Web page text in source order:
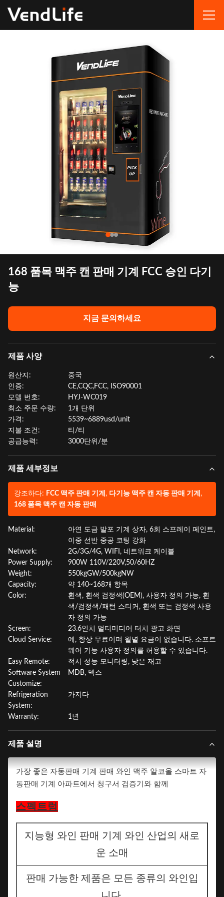
168 품목 맥주 캔 판매 기계 FCC 승인 다기
능
지금 문의하세요
제품 사양
원산지:
중국
인증:
CE,CQC,FCC, ISO90001
모델 번호:
HYJ-WC019
최소 주문 수량:
1개 단위
가격:
5539~6889usd/unit
지불 조건:
티/티
공급능력:
3000단위/분
제품 세부정보
강조하다: FCC 맥주 판매 기계 , 다기능 맥주 캔 자동 판매 기계 ,
168 품목 맥주 캔 자동 판매
Material:
아연 도금 발포 기계 상자, 6회 스프레이 페인트,
이중 선반 중공 코팅 강화
Network:
2G/3G/4G, WIFI, 네트워크 케이블
Power Supply:
900W 110V/220V,50/60HZ
Weight:
550kgGW/500kgNW
Capacity:
약 140~168개 항목
Color:
흰색, 흰색 검정색(OEM), 사용자 정의 가능, 흰
색/검정색/패턴 스티커, 흰색 또는 검정색 사용
자 정의 가능
Screen:
23.6인치 멀티미디어 터치 광고 화면
Cloud Service:
예, 항상 무료이며 월별 요금이 없습니다. 소프트
웨어 기능 사용자 정의를 허용할 수 있습니다.
Easy Remote:
적시 성능 모니터링, 낮은 재고
Software System
Customize:
MDB, 덱스
Refrigeration
System:
가지다
Warranty: 1년
제품 설명
가장 좋은 자동판매 기계 판매 와인 맥주 알코올 스마트 자
동판매 기계 아파트에서 청구서 검증기와 함께
스펙트럼
지능형 와인 판매 기계 와인 산업의 새로
운 소매
판매 가능한 제품은 모든 종류의 와인입